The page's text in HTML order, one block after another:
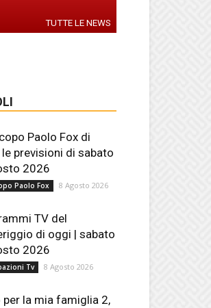
TUTTE LE NEWS
Paolo Fox di
previsioni di sabato
2026
Paolo Fox 8 Agosto 2026
TV del
di oggi | sabato
2026
Tv 8 Agosto 2026
per la mia famiglia 2,